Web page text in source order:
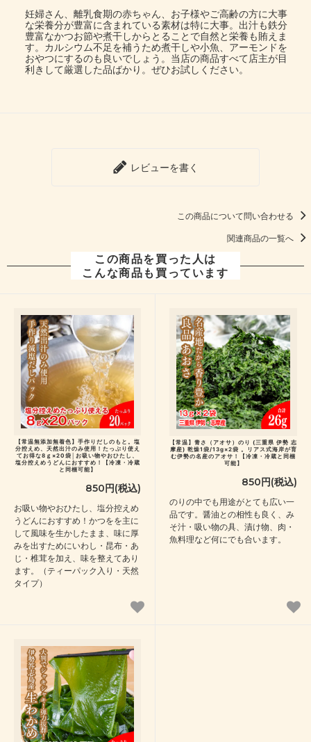
妊婦さん、離乳食期の赤ちゃん、お子様やご高齢の方に大事
な栄養分が豊富に含まれている素材は特に大事。出汁も鉄分
豊富なかつお節や煮干しからとることで自然と栄養も賄えま
す。カルシウム不足を補うため煮干しや小魚、アーモンドを
おやつにするのも良いでしょう。当店の商品すべて店主が目
利きして厳選した品ばかり。ぜひお試しください。
レビューを書く
この商品について問い合わせる
関連商品の一覧へ
この商品を買った人は
こんな商品も買っています
【常温無添加無着色】手作りだしのもと。塩
分控えめ、天然出汁のみ使用！たっぷり使え
てお得な8ｇ×20袋│お吸い物やおひたし、
塩分控えめうどんにおすすめ！【冷凍・冷蔵
と同梱可能】
850円(税込)
お吸い物やおひたし、塩分控えめ
うどんにおすすめ！かつをを主に
して風味を生かしたまま、味に厚
みを出すためにいわし・昆布・あ
じ・椎茸を加え、味を整えてあり
ます。（ティーパック入り・天然
タイプ）
【常温】青さ（アオサ）のり (三重県 伊勢 志
摩産) 乾燥1袋/13g×2袋 。リアス式海岸が育
む伊勢の名産のアオサ！【冷凍・冷蔵と同梱
可能】
850円(税込)
のりの中でも用途がとても広い一
品です。醤油との相性も良く、み
そ汁・吸い物の具、漬け物、肉・
魚料理など何にでも合います。